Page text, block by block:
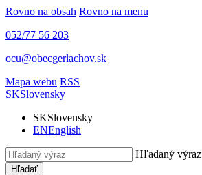
Rovno na obsah Rovno na menu
052/77 56 203
ocu@obecgerlachov.sk
Mapa webu RSS
SKSlovensky
SKSlovensky
ENEnglish
Hľadaný výraz
Hľadať